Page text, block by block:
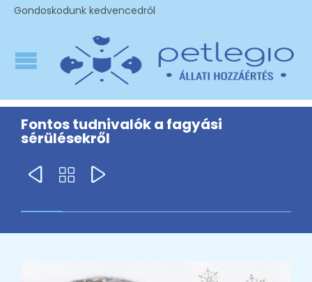
Gondoskodunk kedvencedről
Fontos tudnivalók a fagyási
sérülésekről
  